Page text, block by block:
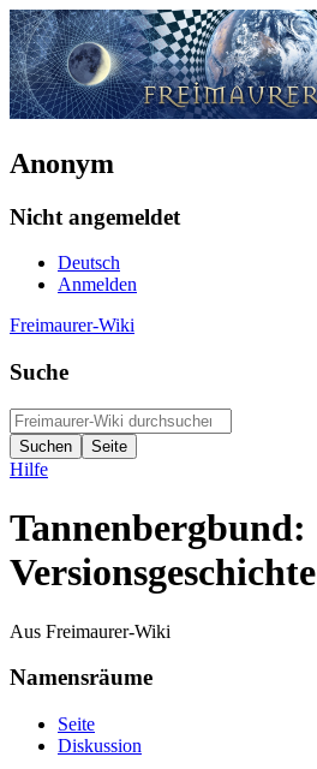
Anonym
Nicht angemeldet
Deutsch
Anmelden
Freimaurer-Wiki
Suche
Hilfe
Tannenbergbund:
Versionsgeschichte
Aus Freimaurer-Wiki
Namensräume
Seite
Diskussion